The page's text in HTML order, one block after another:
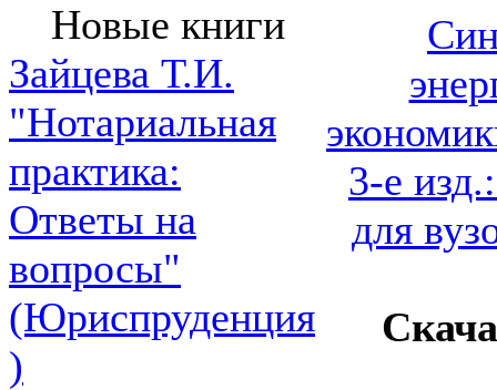
Новые книги
Зайцева Т.И.
"Нотариальная
практика:
Ответы на
вопросы"
(Юриспруденция
)
3-е
для